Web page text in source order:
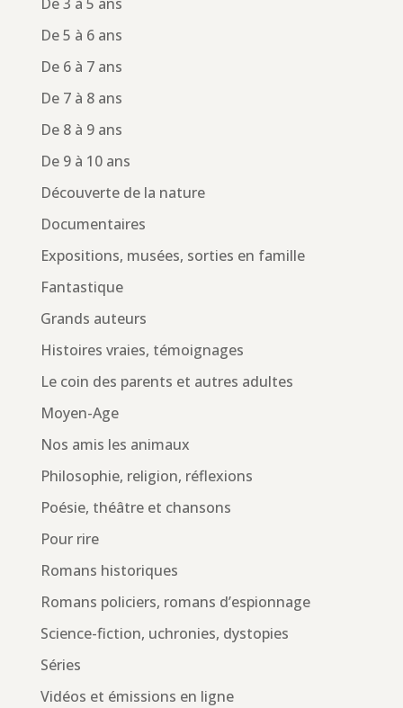
De 5 à 6 ans
De 6 à 7 ans
De 7 à 8 ans
De 8 à 9 ans
De 9 à 10 ans
Découverte de la nature
Documentaires
Expositions, musées, sorties en famille
Fantastique
Grands auteurs
Histoires vraies, témoignages
Le coin des parents et autres adultes
Moyen-Age
Nos amis les animaux
Philosophie, religion, réflexions
Poésie, théâtre et chansons
Pour rire
Romans historiques
Romans policiers, romans d’espionnage
Science-fiction, uchronies, dystopies
Séries
Vidéos et émissions en ligne